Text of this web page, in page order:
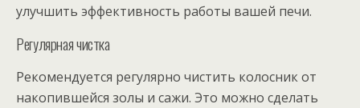
улучшить эффективность работы вашей печи.
Регулярная чистка
Рекомендуется регулярно чистить колосник от
накопившейся золы и сажи. Это можно сделать